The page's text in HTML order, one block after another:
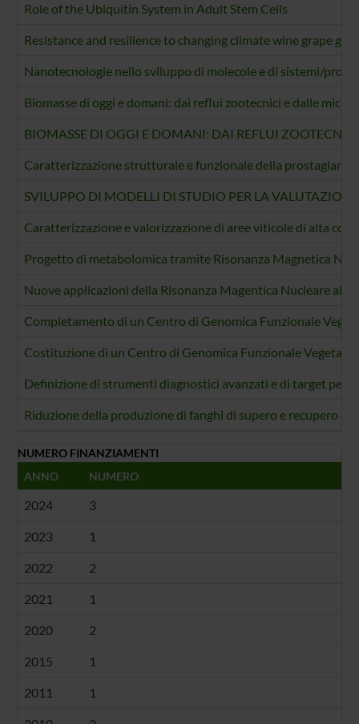
Role of the Ubiquitin System in Adult Stem Cells
Resistance and resilience to changing climate wine grape
Nanotecnologie nello sviluppo di molecole e di sistemi/
Biomasse di oggi e domani: dai reflui zootecnici e dalle
BIOMASSE DI OGGI E DOMANI: DAI REFLUI
Caratterizzazione strutturale e funzionale della
SVILUPPO DI MODELLI DI STUDIO PER LA
Caratterizzazione e valorizzazione di aree viticole di alta
Progetto di metabolomica tramite Risonanza Magnetica
Nuove applicazioni della Risonanza Magentica Nucleare
Completamento di un Centro di Genomica Funzionale
Costituzione di un Centro di Genomica Funzionale Vegetale
Definizione di strumenti diagnostici avanzati e di target per
Riduzione della produzione di fanghi di supero e recupero
NUMERO FINANZIAMENTI
ANNO
NUMERO
2024 3
2023 1
2022 2
2021 1
2020 2
2015 1
2011 1